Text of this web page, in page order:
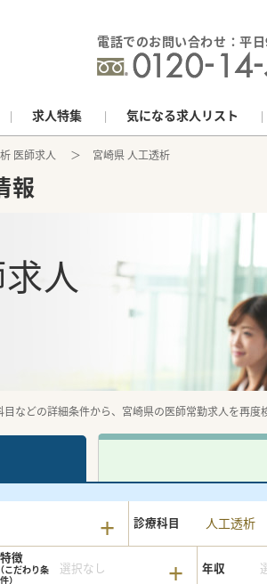
電話でのお問い合わせ：平
求人特集 気になる求人リスト
医師求人 宮崎県 人工透析
報
人
どの詳細条件から、宮崎県の医師常勤求人を再度
診療科目 人工透析
特徴
選択なし 年収